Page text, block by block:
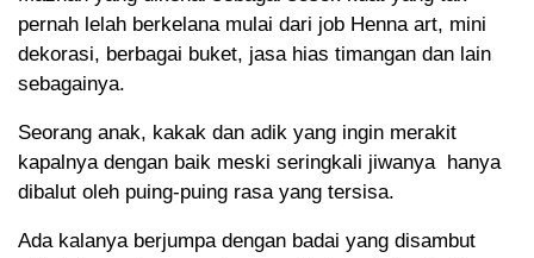
pernah lelah berkelana mulai dari job Henna art, mini
dekorasi, berbagai buket, jasa hias timangan dan lain
sebagainya.
Seorang anak, kakak dan adik yang ingin merakit
kapalnya dengan baik meski seringkali jiwanya hanya
dibalut oleh puing-puing rasa yang tersisa.
Ada kalanya berjumpa dengan badai yang disambut